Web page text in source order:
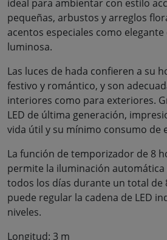
ideal para ambientar con estilo
pequeñas, arbustos y arreglos
acentos especiales como
luminosa.
Las luces de hada confieren a su
festivo y romántico, y son
interiores como para exteriores.
LED de última generación,
vida útil y su mínimo consumo de
La función de temporizador de 8
permite la iluminación automática
todos los días durante un total de
puede regular la cadena de LED
niveles.
Longitud: 3 m